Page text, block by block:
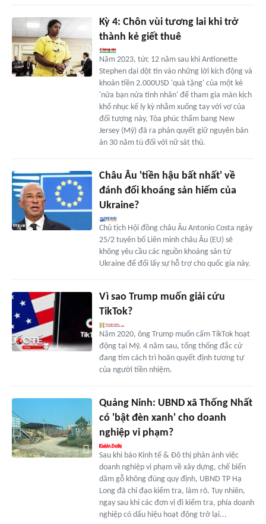
Kỳ 4: Chôn vùi tương lai khi trở
thành kẻ giết thuê
Năm 2023, tức 12 năm sau khi Antionette
Stephen dại dột tin vào những lời kích động và
khoản tiền 2.000USD 'quà tặng' của một kẻ
'nửa bạn nửa tình nhân' để tham gia màn kịch
khổ nhục kế ly kỳ nhằm xuống tay với vợ của
đối tượng này, Tòa phúc thẩm bang New
Jersey (Mỹ) đã ra phán quyết giữ nguyên bản
án 30 năm tù đối với nữ sát thủ.
Châu Âu 'tiền hậu bất nhất' về
đánh đổi khoáng sản hiếm của
Ukraine?
Chủ tịch Hội đồng châu Âu Antonio Costa ngày
25/2 tuyên bố Liên minh châu Âu (EU) sẽ
không yêu cầu các nguồn khoáng sản từ
Ukraine để đổi lấy sự hỗ trợ cho quốc gia này.
Vì sao Trump muốn giải cứu
TikTok?
Năm 2020, ông Trump muốn cấm TikTok hoạt
động tại Mỹ. 4 năm sau, tổng thống đắc cử
đang tìm cách trì hoãn quyết định tương tự
của người tiền nhiệm.
Quảng Ninh: UBND xã Thống Nhất
có 'bật đèn xanh' cho doanh
nghiệp vi phạm?
Sau khi báo Kinh tế & Đô thị phản ánh việc
doanh nghiệp vi phạm về xây dựng, chế biến
dăm gỗ không đúng quy định, UBND TP Hạ
Long đã chỉ đạo kiểm tra, làm rõ. Tuy nhiên,
ngay sau khi các đơn vị đi kiểm tra, phía doanh
nghiệp có dấu hiệu hoạt động trở lại...